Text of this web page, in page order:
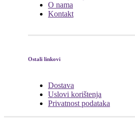
O nama
Kontakt
Ostali linkovi
Dostava
Uslovi korištenja
Privatnost podataka